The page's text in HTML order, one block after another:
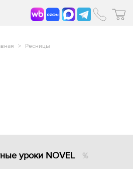
> Ресницы
уроки NOVEL